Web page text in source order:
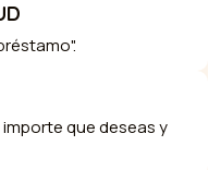
que deseas y